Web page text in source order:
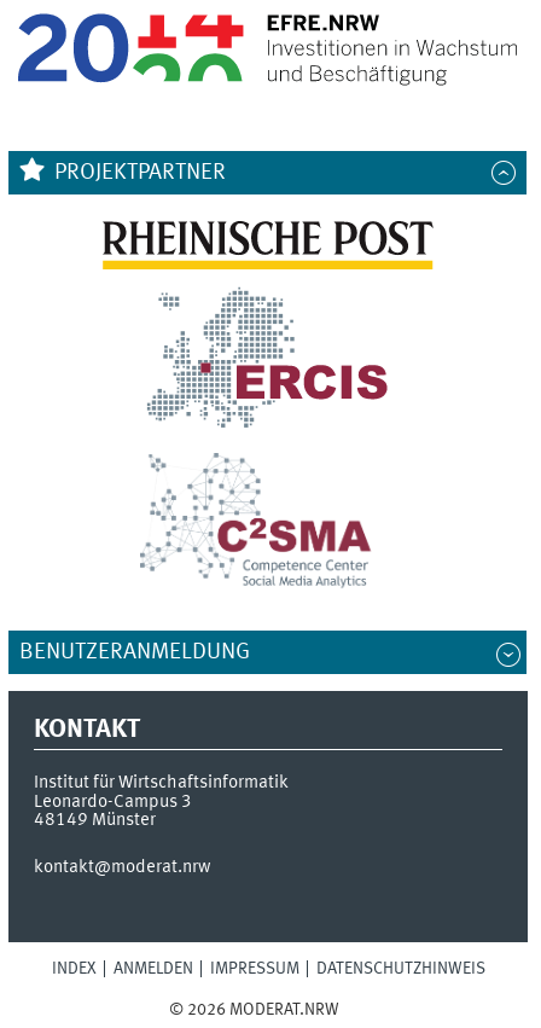
PROJEKTPARTNER
BENUTZERANMELDUNG
KONTAKT
Institut für Wirtschaftsinformatik
Leonardo-Campus 3
48149 Münster
kontakt@moderat.nrw
INDEX ANMELDEN IMPRESSUM DATENSCHUTZHINWEIS
© 2026 MODERAT.NRW